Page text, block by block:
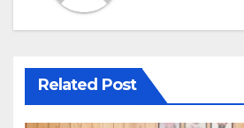
Related Post